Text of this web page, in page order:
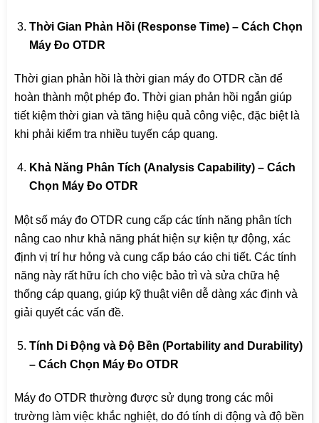
Thời Gian Phản Hồi (Response Time) – Cách Chọn
Máy Đo OTDR
Thời gian phản hồi là thời gian máy đo OTDR cần để
hoàn thành một phép đo. Thời gian phản hồi ngắn giúp
tiết kiệm thời gian và tăng hiệu quả công việc, đặc biệt là
khi phải kiểm tra nhiều tuyến cáp quang.
Khả Năng Phân Tích (Analysis Capability) – Cách
Chọn Máy Đo OTDR
Một số máy đo OTDR cung cấp các tính năng phân tích
nâng cao như khả năng phát hiện sự kiện tự động, xác
định vị trí hư hỏng và cung cấp báo cáo chi tiết. Các tính
năng này rất hữu ích cho việc bảo trì và sửa chữa hệ
thống cáp quang, giúp kỹ thuật viên dễ dàng xác định và
giải quyết các vấn đề.
Tính Di Động và Độ Bền (Portability and Durability)
– Cách Chọn Máy Đo OTDR
Máy đo OTDR thường được sử dụng trong các môi
trường làm việc khắc nghiệt, do đó tính di động và độ bền